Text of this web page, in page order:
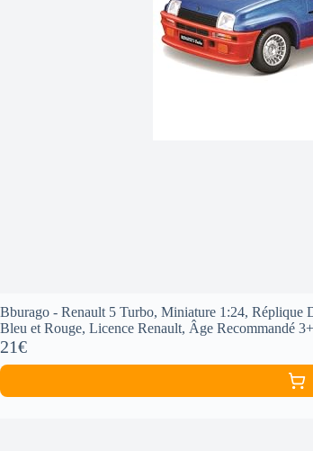
Bburago - Renault 5 Turbo, Miniature 1:24, Réplique
Bleu et Rouge, Licence Renault, Âge Recommandé
21€